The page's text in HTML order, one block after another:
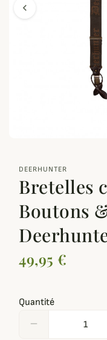
chevron_left
DEERHUNTER
Bretelles
Boutons
49,95 €
Quantité
remove